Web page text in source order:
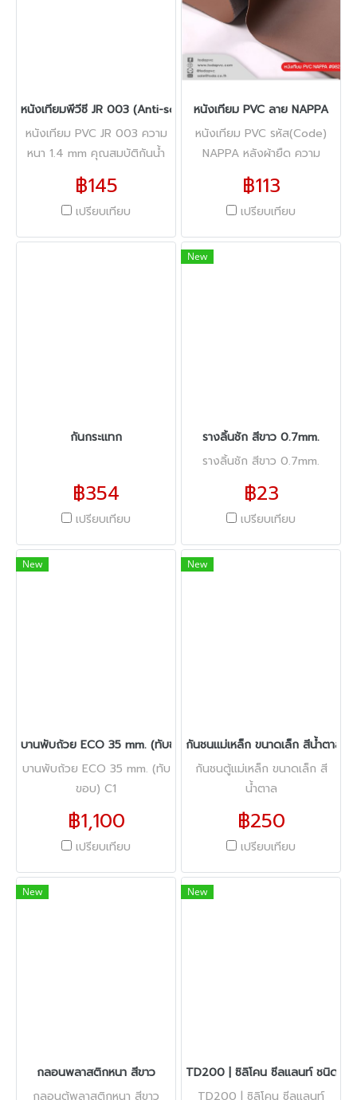
หนังเทียมพีวีซี JR 003 (Anti-scratch)
หนังเทียม PVC JR 003 ความ
หนา 1.4 mm คุณสมบัติกันน้ำ
มาพร้อมกับคุณสมบัติ (Anti-
scratch) ที่กันรอยขีดข่วน หน้า
กว้าง 54" ความยาว 40 หลา
฿145
เปรียบเทียบ
หนังเทียม PVC ลาย NAPPA
หนังเทียม PVC รหัส(Code)
NAPPA หลังผ้ายืด ความ
หนา(Thickness) 1.1 mm. หน้า
กว้าง(Width) 54" ความ
ยาว(Length) 40 yd.
฿113
เปรียบเทียบ
กันกระแทก
฿354
เปรียบเทียบ
New
รางลิ้นชัก สีขาว 0.7mm.
รางลิ้นชัก สีขาว 0.7mm.
฿23
เปรียบเทียบ
New
บานพับถ้วย ECO 35 mm. (ทับขอบ) C1
บานพับถ้วย ECO 35 mm. (ทับ
ขอบ) C1
฿1,100
เปรียบเทียบ
New
กันชนแม่เหล็ก ขนาดเล็ก สีน้ำตาล
กันชนตู้แม่เหล็ก ขนาดเล็ก สี
น้ำตาล
฿250
เปรียบเทียบ
New
กลอนพลาสติกหนา สีขาว
กลอนตู้พลาสติกหนา สีขาว
New
TD200 | ซิลิโคน ซีลแลนท์ ชนิดกร
TD200 | ซิลิโคน ซีลแลนท์